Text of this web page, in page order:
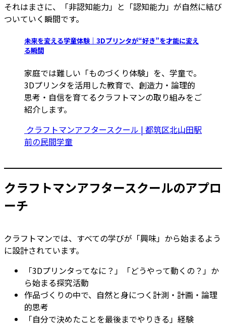
それはまさに、「非認知能力」と「認知能力」が自然に結び
ついていく瞬間です。
未来を変える学童体験｜3Dプリンタが“好き”を才能に変え
る瞬間
家庭では難しい「ものづくり体験」を、学童で。
3Dプリンタを活用した教育で、創造力・論理的
思考・自信を育てるクラフトマンの取り組みをご
紹介します。
クラフトマンアフタースクール | 都筑区北山田駅
前の民間学童
クラフトマンアフタースクールのアプロ
ーチ
クラフトマンでは、すべての学びが「興味」から始まるよう
に設計されています。
「3Dプリンタってなに？」「どうやって動くの？」か
ら始まる探究活動
作品づくりの中で、自然と身につく計測・計画・論理
的思考
「自分で決めたことを最後までやりきる」経験